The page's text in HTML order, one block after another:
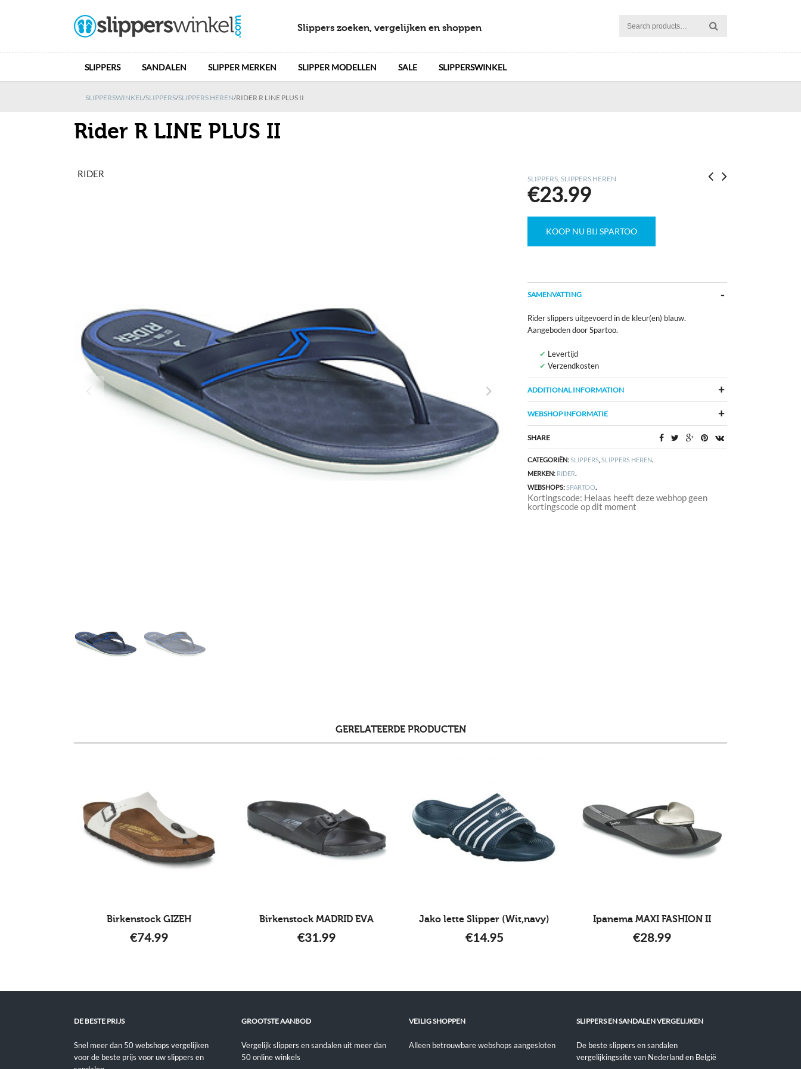
Slippers zoeken, vergelijken en shoppen
SLIPPERS SANDALEN SLIPPER MERKEN SLIPPER MODELLEN SALE SLIPPERSWINKEL
SLIPPERSWINKEL/SLIPPERS/SLIPPERS HEREN/RIDER R LINE PLUS II
Rider R LINE PLUS II
RIDER SLIPPERS, SLIPPERS HEREN
€23.99
KOOP NU BIJ SPARTOO
SAMENVATTING
Rider slippers uitgevoerd in de kleur(en) blauw.
Aangeboden door Spartoo.
Levertijd
Verzendkosten
ADDITIONAL INFORMATION
WEBSHOP INFORMATIE
SHARE
CATEGORIËN:SLIPPERS,SLIPPERS HEREN.
MERKEN: RIDER.
WEBSHOPS:SPARTOO.
Kortingscode: Helaas heeft deze webhop geen
kortingscode op dit moment
GERELATEERDE PRODUCTEN
Birkenstock GIZEH
€74.99
Birkenstock MADRID EVA
€31.99
Jako lette Slipper (Wit,navy)
€14.95
Ipanema MAXI FASHION II
€28.99
DE BESTE PRIJS
Snel meer dan 50 webshops vergelijken
voor de beste prijs voor uw slippers en
GROOTSTE AANBOD
Vergelijk slippers en sandalen uit meer dan
50 online winkels
VEILIG SHOPPEN
Alleen betrouwbare webshops aangesloten
SLIPPERS EN SANDALEN VERGELIJKEN
De beste slippers en sandalen
vergelijkingssite van Nederland en België